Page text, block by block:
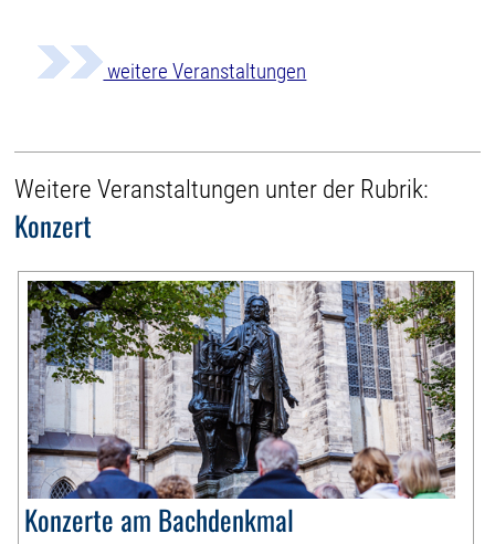
weitere Veranstaltungen
Weitere Veranstaltungen unter der Rubrik:
Konzert
Konzerte am Bachdenkmal